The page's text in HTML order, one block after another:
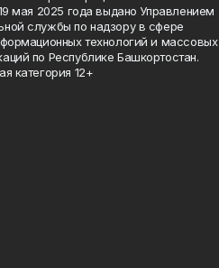
мая 2025 года выдано Управлением
службы по надзору в сфере
технологий и массовых
по Республике Башкортостан.
категория 12+